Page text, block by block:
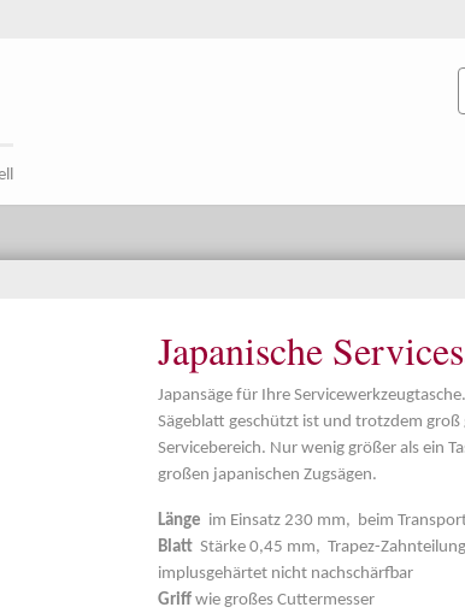
Japanische
Japansäge für Ihre
Sägeblatt geschützt ist und trotzdem groß
Servicebereich. Nur wenig größer als ein
großen japanischen Zugsägen.
Länge im Einsatz 230 mm, beim
Blatt Stärke 0,45 mm, Trapez-
implusgehärtet nicht nachschärfbar
Griff wie großes Cuttermesser